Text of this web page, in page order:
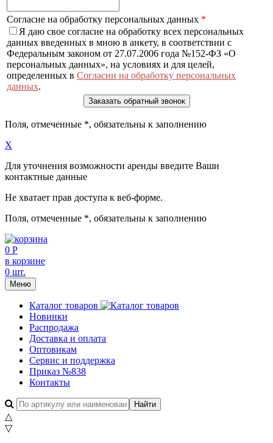
Согласие на обработку персональных данных *
Я даю свое согласие на обработку всех персональных
данных введенных в мною в анкету, в соответствии с
Федеральным законом от 27.07.2006 года №152-ФЗ «О
персональных данных», на условиях и для целей,
определенных в Согласии на обработку персональных
данных.
Поля, отмеченные *, обязательны к заполнению
X
Для уточнения возможности аренды введите Ваши
контактные данные
Не хватает прав доступа к веб-форме.
Поля, отмеченные *, обязательны к заполнению
0 Р
в корзине
0 шт.
Меню
Каталог товаров
Новинки
Распродажа
Доставка и оплата
Оптовикам
Сервис и поддержка
Приказ №838
Контакты
△
▽